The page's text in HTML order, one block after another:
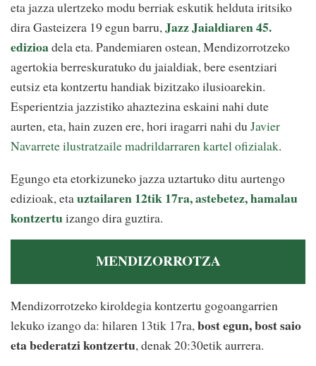
eta jazza ulertzeko modu berriak eskutik helduta iritsiko
dira Gasteizera 19 egun barru,Jazz Jaialdiaren 45.
edizioadela eta. Pandemiaren ostean, Mendizorrotzeko
agertokia berreskuratuko du jaialdiak, bere esentziari
eutsiz eta kontzertu handiak bizitzako ilusioarekin.
Esperientzia jazzistiko ahaztezina eskaini nahi dute
aurten, eta, hain zuzen ere, hori iragarri nahi duJavier
Navarrete ilustratzaile madrildarraren kartel ofizialak.
Egungo eta etorkizuneko jazza uztartuko ditu aurtengo
edizioak, etauztailaren 12tik 17ra, astebetez, hamalau
kontzertuizango dira guztira.
MENDIZORROTZA
Mendizorrotzeko kiroldegia kontzertu gogoangarrien
lekuko izango da: hilaren 13tik 17ra,bost egun, bost saio
eta bederatzi kontzertu, denak 20:30etik aurrera.